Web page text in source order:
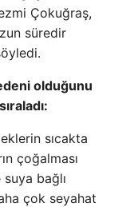
Çokuğraş,
süredir
olduğunu
sıcakta
çoğalması
bağlı
çok seyahat